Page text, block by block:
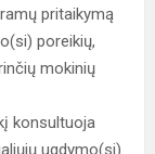
pritaikymą
poreikių,
mokinių
konsultuoja
ugdymo(si)